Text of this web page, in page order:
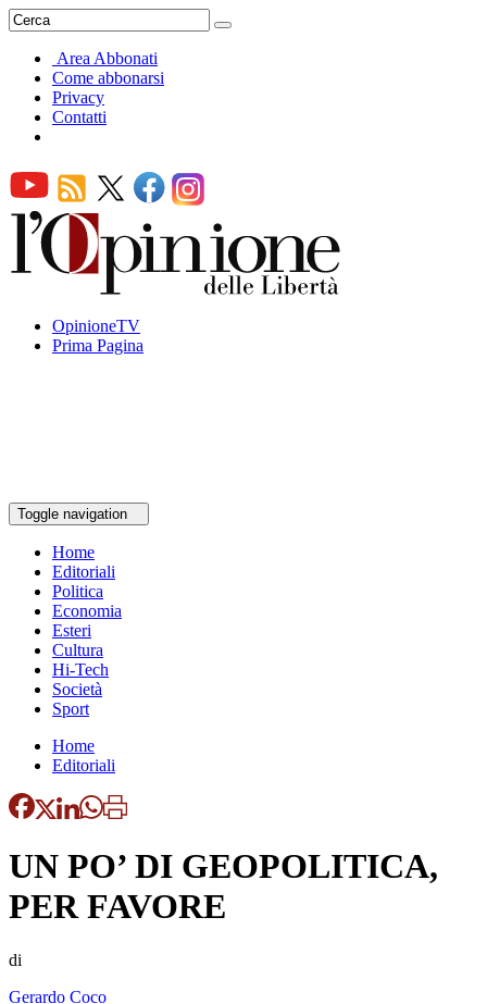
Area Abbonati
Come abbonarsi
Privacy
Contatti
OpinioneTV
Prima Pagina
Toggle navigation
Home
Editoriali
Politica
Economia
Esteri
Cultura
Hi-Tech
Società
Sport
Home
Editoriali
UN PO’ DI GEOPOLITICA,
PER FAVORE
di
Gerardo Coco